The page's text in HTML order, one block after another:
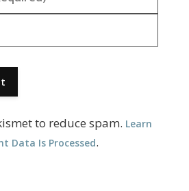
to reduce spam. Learn
Data Is Processed.